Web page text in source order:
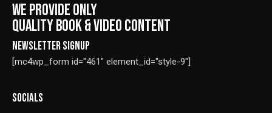
WE PROVIDE ONLY
QUALITY BOOK & VIDEO CONTENT
NEWSLETTER SIGNUP
[mc4wp_form id="461" element_id="style-9"]
SOCIALS